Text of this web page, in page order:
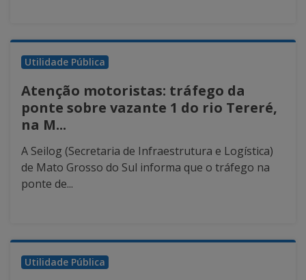
Utilidade Pública
Atenção motoristas: tráfego da
ponte sobre vazante 1 do rio Tereré,
na M...
A Seilog (Secretaria de Infraestrutura e Logística)
de Mato Grosso do Sul informa que o tráfego na
ponte de...
Utilidade Pública